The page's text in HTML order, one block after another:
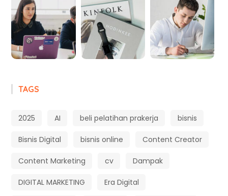
TAGS
2025 AI beli pelatihan prakerja bisnis
Bisnis Digital bisnis online Content Creator
Content Marketing cv Dampak
DIGITAL MARKETING Era Digital